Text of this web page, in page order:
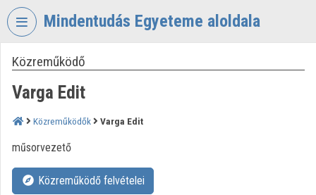
Fejléc kihagyása
Mindentudás Egyeteme aloldala
VIDEOTORIUM
MINDENTUDÁS
EGYETEME
Intézményi kezdőlap
Bejelentkezés
Közreműködő
Varga Edit
Közreműködők Varga Edit
műsorvezető
Közreműködő felvételei